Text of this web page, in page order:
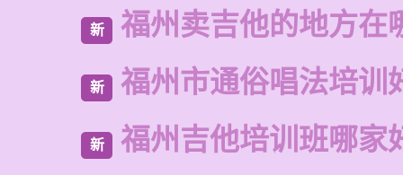
新 福州卖吉他的地方在
新 福州市通俗唱法培训
新 福州吉他培训班哪家